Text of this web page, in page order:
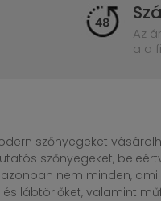
Az
a a
szőnyegeket
szőnyegeket,
nem minden,
lábtörlőket, valamint